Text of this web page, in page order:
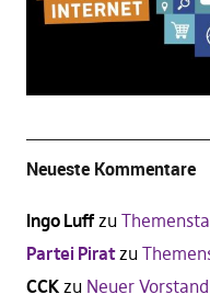
Neueste Kommentare
Ingo Luffzu
Partei Piratzu
CCKzu Neuer